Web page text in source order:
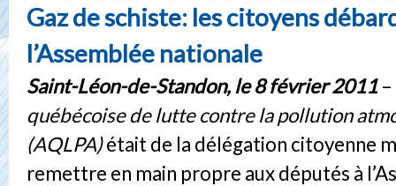
Gaz de schiste: les citoyens
l’Assemblée nationale
Saint-Léon-de-Standon, le 8 février 2011–
québécoise de lutte contre la pollution
(AQLPA)était de la délégation citoyenne
remettre en main propre aux députés à